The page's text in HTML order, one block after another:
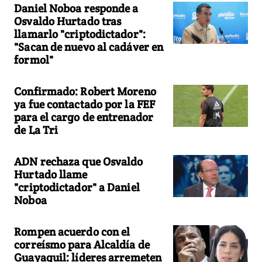
Daniel Noboa responde a
Osvaldo Hurtado tras
llamarlo "criptodictador":
"Sacan de nuevo al cadáver en
formol"
Confirmado: Robert Moreno
ya fue contactado por la FEF
para el cargo de entrenador
de La Tri
ADN rechaza que Osvaldo
Hurtado llame
"criptodictador" a Daniel
Noboa
Rompen acuerdo con el
correísmo para Alcaldía de
Guayaquil: líderes arremeten